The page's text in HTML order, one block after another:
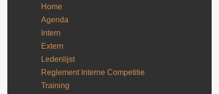
Home
Agenda
Intern
Extern
Ledenlijst
Reglement Interne Competitie
Training